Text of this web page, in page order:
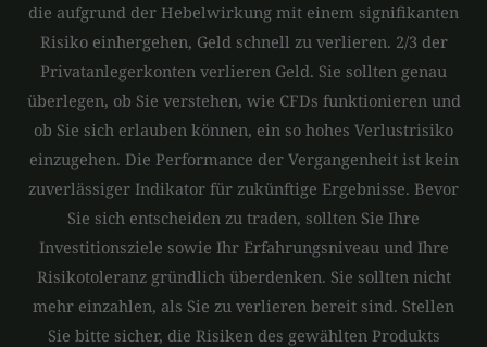
die aufgrund der Hebelwirkung mit einem signifikanten
Risiko einhergehen, Geld schnell zu verlieren. 2/3 der
Privatanlegerkonten verlieren Geld. Sie sollten genau
überlegen, ob Sie verstehen, wie CFDs funktionieren und
ob Sie sich erlauben können, ein so hohes Verlustrisiko
einzugehen. Die Performance der Vergangenheit ist kein
zuverlässiger Indikator für zukünftige Ergebnisse. Bevor
Sie sich entscheiden zu traden, sollten Sie Ihre
Investitionsziele sowie Ihr Erfahrungsniveau und Ihre
Risikotoleranz gründlich überdenken. Sie sollten nicht
mehr einzahlen, als Sie zu verlieren bereit sind. Stellen
Sie bitte sicher, die Risiken des gewählten Produkts